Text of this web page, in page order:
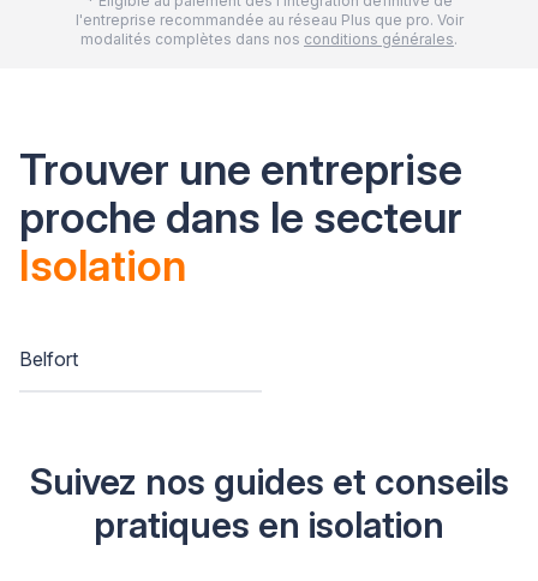
l'entreprise recommandée au réseau Plus que pro. Voir
modalités complètes dans nos conditions générales.
Trouver une entreprise
proche dans le secteur
Isolation
Belfort
Suivez nos guides et conseils
pratiques en isolation